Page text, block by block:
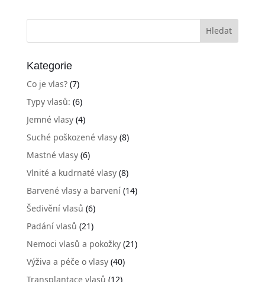
Kategorie
Co je vlas?(7)
Typy vlasů: (6)
Jemné vlasy(4)
Suché poškozené vlasy(8)
Mastné vlasy(6)
Vlnité a kudrnaté vlasy(8)
Barvené vlasy a barvení(14)
Šedivění vlasů (6)
Padání vlasů (21)
Nemoci vlasů a pokožky(21)
Výživa a péče o vlasy(40)
Transplantace vlasů (12)